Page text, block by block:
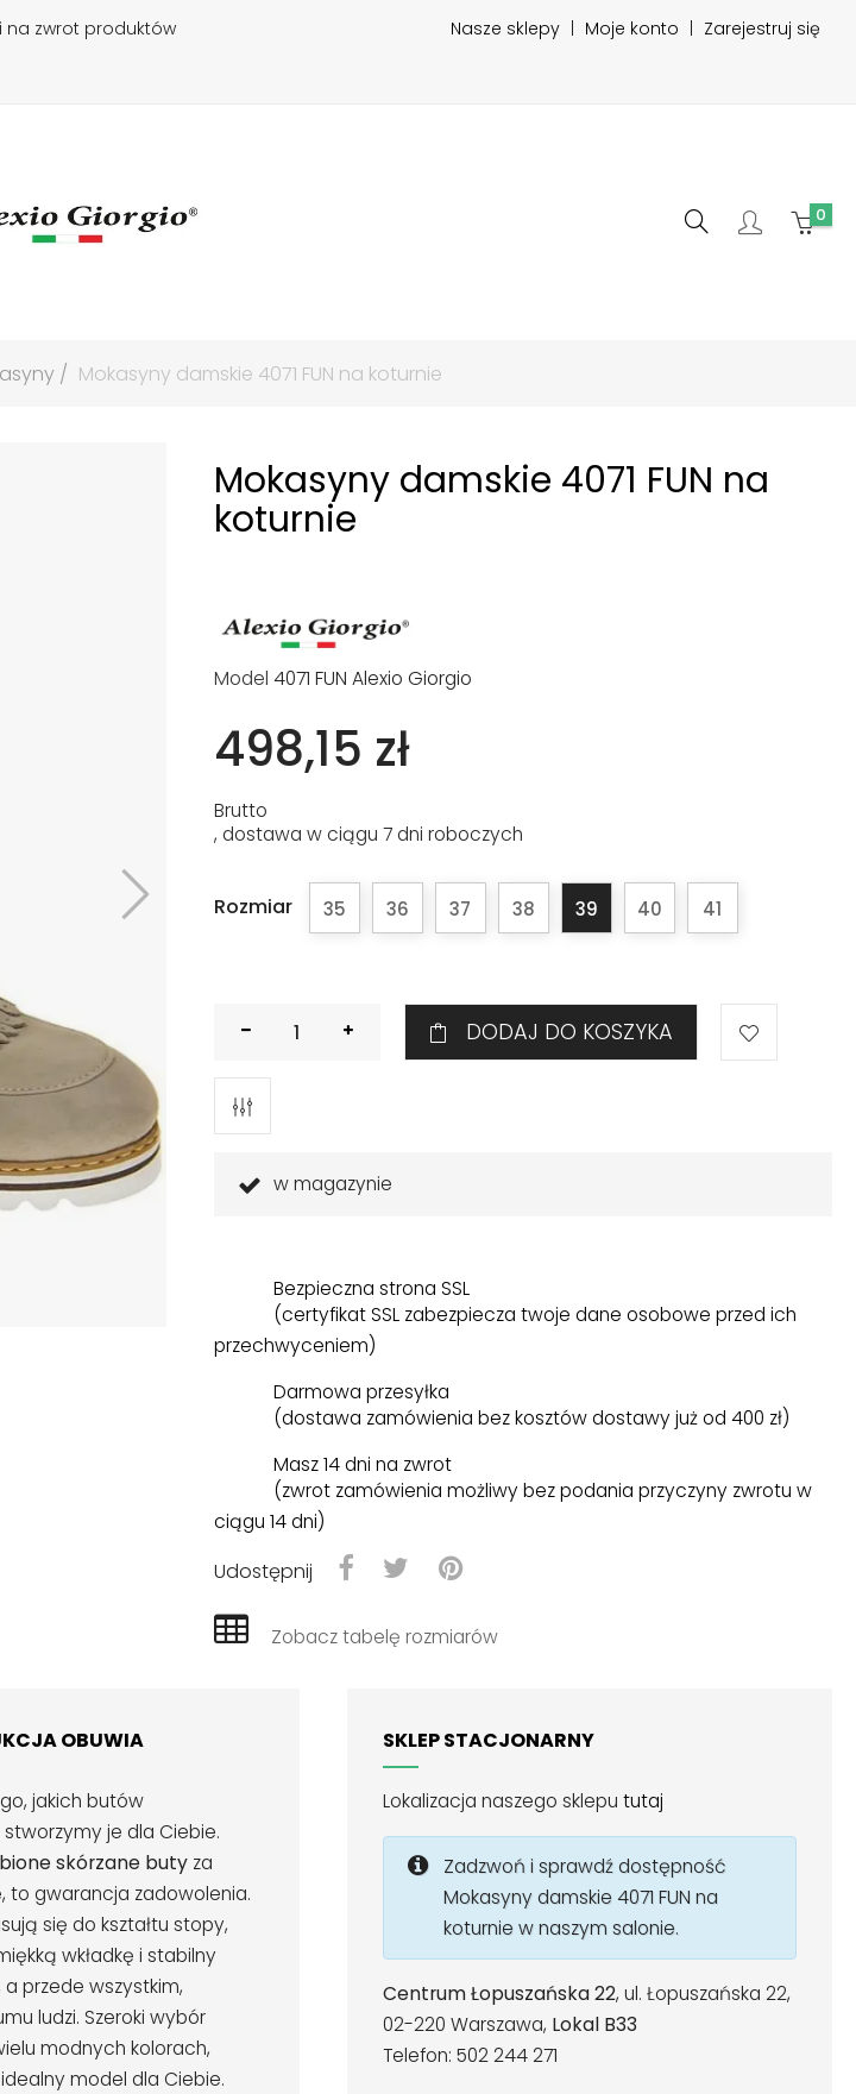
na zwrot produktów Nasze sklepy Moje konto Zarejestruj się
0
Mokasyny damskie 4071 FUN na koturnie
Mokasyny damskie 4071 FUN na
koturnie
Model 4071 FUN Alexio Giorgio
498,15 zł
Brutto
, dostawa w ciągu 7 dni roboczych
Rozmiar 35 36 37 38 39 40 41
DODAJ DO KOSZYKA
w magazynie
Bezpieczna strona SSL
(certyfikat SSL zabezpiecza twoje dane osobowe przed ich
przechwyceniem)
Darmowa przesyłka
(dostawa zamówienia bez kosztów dostawy już od 400 zł)
Masz 14 dni na zwrot
(zwrot zamówienia możliwy bez podania przyczyny zwrotu w
ciągu 14 dni)
Udostępnij
Zobacz tabelę rozmiarów
OBUWIA
jakich butów
je dla Ciebie.
skórzane butyza
to gwarancja zadowolenia.
się do kształtu stopy,
wkładkę i stabilny
przede wszystkim,
ludzi. Szeroki wybór
modnych kolorach,
model dla Ciebie.
SKLEP STACJONARNY
Lokalizacja naszego sklepu tutaj
Zadzwoń i sprawdź dostępność
Mokasyny damskie 4071 FUN na
koturnie w naszym salonie.
Centrum Łopuszańska 22, ul. Łopuszańska 22,
02-220 Warszawa, Lokal B33
Telefon: 502 244 271